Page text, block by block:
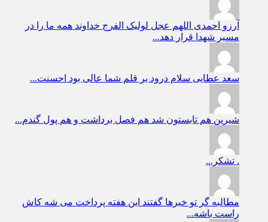
آرزو احمدی اللهم عجل لولیک الفرج خداوند همه ما را در
مسیر شهدا قرار دهد...
سعد عطایی سلام درود بر قلم شما عالی بود احسنت...
شیرین هم تابستون شد هم فصل برداشت و هم پول گندم...
. تشکر...
مطالبه گر تو خبرها گفتند این هفته پرداخت می شه کاش
راست باشه...